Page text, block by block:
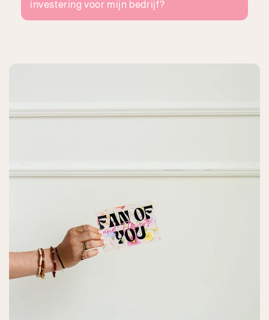
investering voor mijn bedrijf?